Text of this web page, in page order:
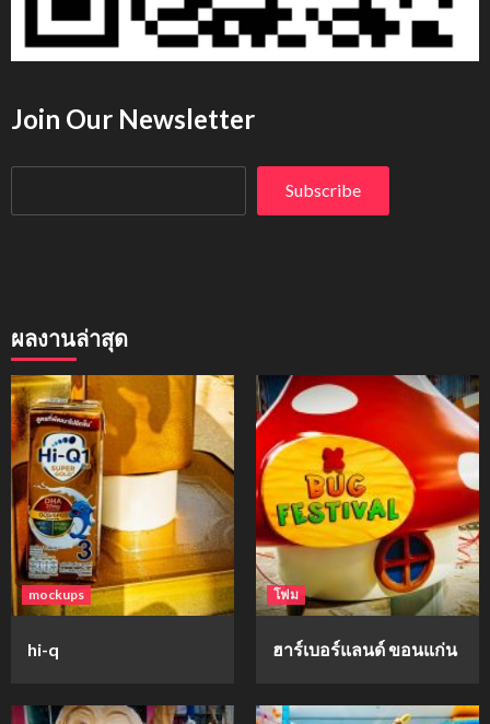
Join Our Newsletter
Subscribe
ผลงานล่าสุด
mockups
hi-q
โฟม
ฮาร์เบอร์แลนด์ ขอนแก่น